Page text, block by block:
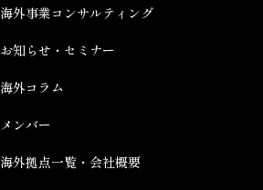
海外事業コンサルティング
お知らせ・セミナー
海外コラム
メンバー
海外拠点一覧・会社概要